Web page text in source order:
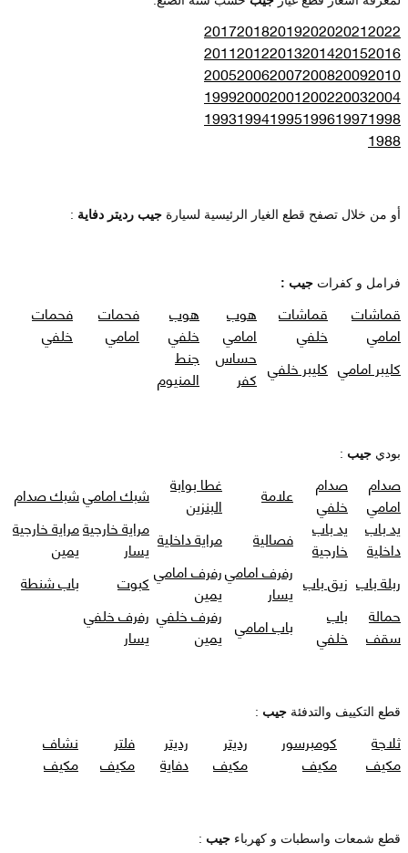
2022
2021
2020
2019
2018
2017
2016
2015
2014
2013
2012
2011
2010
2009
2008
2007
2006
2005
2004
2003
2002
2001
2000
1999
1998
1997
1996
1995
1994
1993
1988
أو من خلال تصفح قطع الغيار الرئيسية لسيارة جيب رديتر دفاية :
فرامل و كفرات جيب :
قماشات
امامي
قماشات
خلفي
هوب
امامي
هوب
خلفي
فحمات
امامي
فحمات
خلفي
كليبر امامي كليبر خلفي حساس
كفر
جنط
المنيوم
بودي جيب :
صدام
امامي
صدام
خلفي
علامة
غطا بوابة
البنزين
شبك اماميشبك صدام
يد باب
داخلية
يد باب
خارجية
فصالية مراية داخلية مراية خارجية
يسار
مراية خارجية
يمين
ربلة باب زيق باب رفرف امامي
يسار
رفرف امامي
يمين
كبوت
باب شنطة
حمالة
سقف
باب
خلفي
باب امامي رفرف خلفي
يمين
رفرف خلفي
يسار
قطع التكييف والتدفئة جيب :
ثلاجة
مكيف
كومبرسور
مكيف
رديتر
مكيف
رديتر
دفاية
فلتر
مكيف
نشاف
مكيف
قطع شمعات واسطبات و كهرباء جيب :